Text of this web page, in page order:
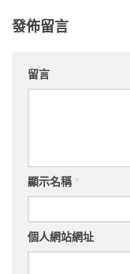
發佈留言
留言
顯示名稱
個人網站網址